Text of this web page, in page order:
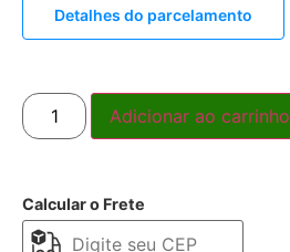
Detalhes do parcelamento
Adicionar ao carrinho
Calcular o Frete